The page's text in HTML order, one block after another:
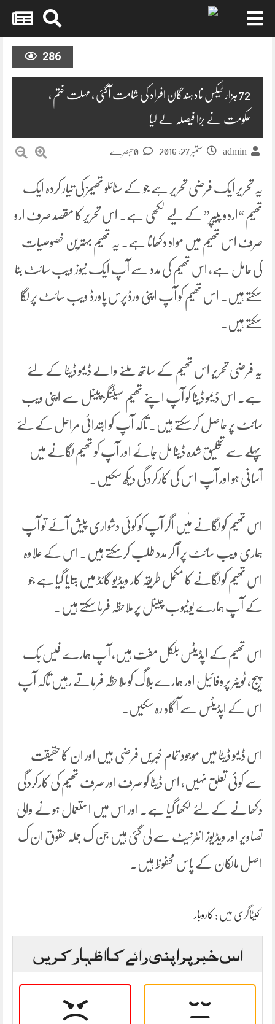
286
72 ہزار ٹیکس نادہندگان افراد کی شامت آگئی ، مہلت ختم ،
حکومت نے بڑا فیصلہ لے لیا
admin ستمبر 27, 2016
یہ تحریر ایک فرضی تحریر ہے جو کے سٹائلو تھیمز کی تیار کردہ ایک
تھیم “اردو پیپر” کے لیے لکھی ہے۔ اس تحریر کا مقصد صرف ارو
صرف اس تھیم میں مواد دکھانا ہے۔ یہ تھیم بہترین خصوصیات
کی حامل ہے، اس تھیم کی مدد سے آپ ایک نیوز ویب سائٹ بنا
سکتے ہیں۔ اس تھیم کو آپ اپنی ورڈپرس پاورڈ ویب سائٹ پر لگا
سکتے ہیں۔
یہ فرضی تحریر اس تھیم کے ساتھ ملنے والے ڈیمو ڈیٹا کے لئے
ہے۔ اس ڈیمو ڈیٹا کو آپ اپنے تھیم سیٹنگز پینل سے اپنی ویب
سائٹ پر حاصل کر سکتے ہیں۔ تاکہ آپ کو ابتدائی مراحل کے لئے
پہلے سے تخلیق شدہ ڈیٹا مل جائے اور آپ کو تھیم لگانے میں
آسانی ہو اور آپ اس کی کارکردگی دیکھ سکیں۔
اس تھیم کو لگانے مٰیں اگر آپ کو کوئی دشواری پیش آئے تو آپ
ہماری ویب سائٹ پر آ کر مدد طلب کر سکتے ہیں۔ اس کے علاوہ
اس تھیم کو لگانے کا مکمل طریقہ کار ویڈیو گائڈ میں بتایا گیا ہے جو
کے آپ ہمارے یوٹیوب چینل پر ملاحظہ فرما سکتے ہیں۔
اس تھیم کے اپڈیٹس بلکل مفت ہیں، آپ ہمارے فیس بک
پیج، ٹویٹر پروفائیل اور ہمارے بلاگ کو ملاحظہ فرماتے رہیں تاکہ آپ
اس کے اپڈیٹس سے آگاہ رہ سکیں۔
اس ڈیمو ڈیٹا میں موجود تمام خبریں فرضی ہیں اور ان کا حقیقت
سے کوئی تعلق نہیں، اس ڈیٹا کو صرف اور صرف تھیم کی کارکردگی
دکھانے کے لئے لکھا گیا ہے۔ اور اس میں استعمال ہونے والی
تصاویر اور ویڈیوز انٹرنیٹ سے لی گئی ہیں جن ک جملہ حقوق ان ک
اصل مالکان کے پاس محفوظ ہیں۔
کیٹاگری میں : کاروبار
اس خبر پر اپنی رائے کا اظہار کریں